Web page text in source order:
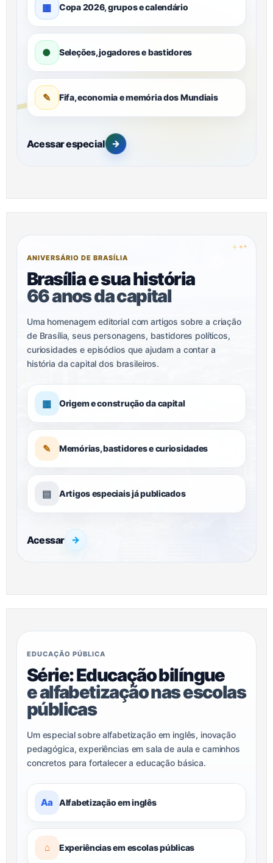
▦ Copa 2026, grupos e calendário
● Seleções, jogadores e bastidores
✎ Fifa, economia e memória dos Mundiais
Acessar especial →
✦ ✦✦
ANIVERSÁRIO DE BRASÍLIA
Brasília e sua história
66 anos da capital
Uma homenagem editorial com artigos sobre a criação
de Brasília, seus personagens, bastidores políticos,
curiosidades e episódios que ajudam a contar a
história da capital dos brasileiros.
▦ Origem e construção da capital
✎ Memórias, bastidores e curiosidades
▤ Artigos especiais já publicados
Acessar →
EDUCAÇÃO PÚBLICA
Série: Educação bilíngue
e alfabetização nas escolas
públicas
Um especial sobre alfabetização em inglês, inovação
pedagógica, experiências em sala de aula e caminhos
concretos para fortalecer a educação básica.
Aa Alfabetização em inglês
⌂ Experiências em escolas públicas